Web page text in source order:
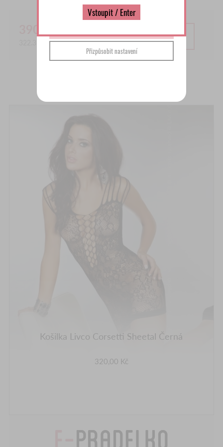
Kč bez DPH
PŘIDAT DO KOŠÍKU
Košilka Livco Corsetti Sheetal Černá
320,00 Kč
Vstoupit / Enter
Přizpůsobit nastavení